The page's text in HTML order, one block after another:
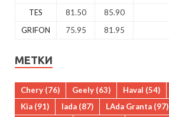
TES
81.50 85.90
GRIFON
75.95 81.95
МЕТКИ
Chery (76) Geely (63) Haval (54)
Kia (91) lada (87) LAda Granta (97)